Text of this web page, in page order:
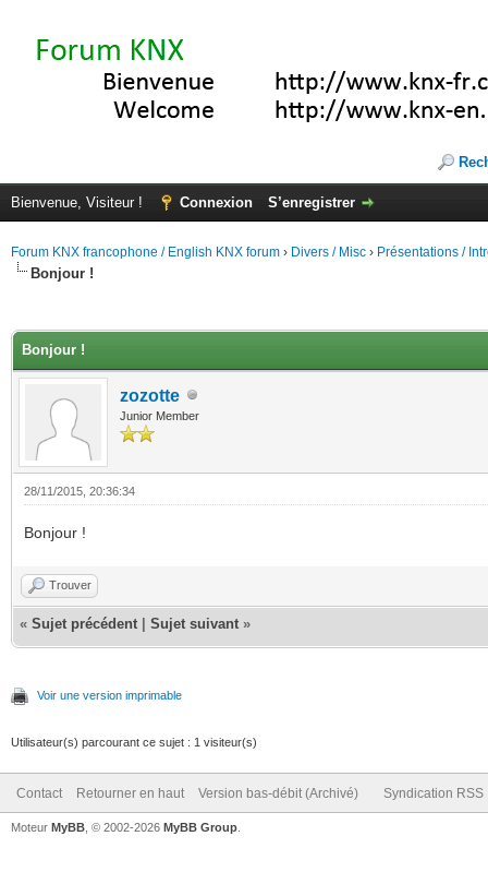
Bienvenue, Visiteur ! Connexion S’enregistrer
Forum KNX francophone / English KNX forum › Divers / Misc › Présentations /
Bonjour !
Bonjour !
zozotte
Junior Member
28/11/2015, 20:36:34
Bonjour !
Trouver
« Sujet précédent Sujet suivant »
Voir une version imprimable
Utilisateur(s) parcourant ce sujet : 1 visiteur(s)
Contact Retourner en haut Version bas-débit (Archivé) Syndication RSS
Moteur MyBB , © 2002-2026 MyBB Group